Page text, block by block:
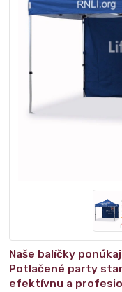
Naše balíčky
Potlačené party
efektívnu a